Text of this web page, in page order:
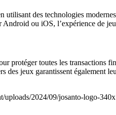
des technologies
ou iOS, l’expérience de
protéger toutes les transactions
des jeux garantissent également
uploads/2024/09/josanto-logo-